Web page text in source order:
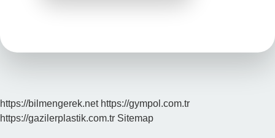
https://bilmengerek.net https://gympol.com.tr
https://gazilerplastik.com.tr Sitemap